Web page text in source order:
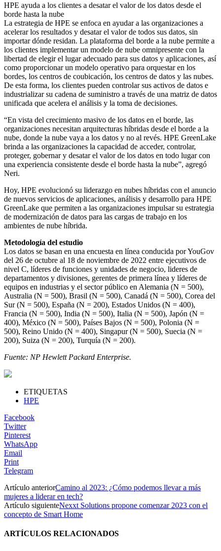
HPE ayuda a los clientes a desatar el valor de los datos desde el
borde hasta la nube
La estrategia de HPE se enfoca en ayudar a las organizaciones a
acelerar los resultados y desatar el valor de todos sus datos, sin
importar dónde residan. La plataforma del borde a la nube permite a
los clientes implementar un modelo de nube omnipresente con la
libertad de elegir el lugar adecuado para sus datos y aplicaciones, así
como proporcionar un modelo operativo para orquestar en los
bordes, los centros de coubicación, los centros de datos y las nubes.
De esta forma, los clientes pueden controlar sus activos de datos e
industrializar su cadena de suministro a través de una matriz de datos
unificada que acelera el análisis y la toma de decisiones.
“En vista del crecimiento masivo de los datos en el borde, las
organizaciones necesitan arquitecturas híbridas desde el borde a la
nube, donde la nube vaya a los datos y no al revés. HPE GreenLake
brinda a las organizaciones la capacidad de acceder, controlar,
proteger, gobernar y desatar el valor de los datos en todo lugar con
una experiencia consistente desde el borde hasta la nube”, agregó
Neri.
Hoy, HPE evolucionó su liderazgo en nubes híbridas con el anuncio
de nuevos servicios de aplicaciones, análisis y desarrollo para HPE
GreenLake que permiten a las organizaciones impulsar su estrategia
de modernización de datos para las cargas de trabajo en los
ambientes de nube híbrida.
Metodología del estudio
Los datos se basan en una encuesta en línea conducida por YouGov
del 26 de octubre al 18 de noviembre de 2022 entre ejecutivos de
nivel C, líderes de funciones y unidades de negocio, lideres de
departamentos y divisiones, gerentes de primera línea y líderes de
equipos en industrias y el sector público en Alemania (N = 500),
Australia (N = 500), Brasil (N = 500), Canadá (N = 500), Corea del
Sur (N = 500), España (N = 200), Estados Unidos (N = 400),
Francia (N = 500), India (N = 500), Italia (N = 500), Japón (N =
400), México (N = 500), Países Bajos (N = 500), Polonia (N =
500), Reino Unido (N = 400), Singapur (N = 500), Suecia (N =
200), Suiza (N = 200), Turquía (N = 200).
Fuente: NP Hewlett Packard Enterprise.
ETIQUETAS
HPE
Facebook
Twitter
Pinterest
WhatsApp
Email
Print
Telegram
Artículo anteriorCamino al 2023: ¿Cómo podemos llevar a más
mujeres a liderar en tech?
Artículo siguienteNexxt Solutions propone comenzar 2023 con el
concepto de Smart Home
ARTÍCULOS RELACIONADOS